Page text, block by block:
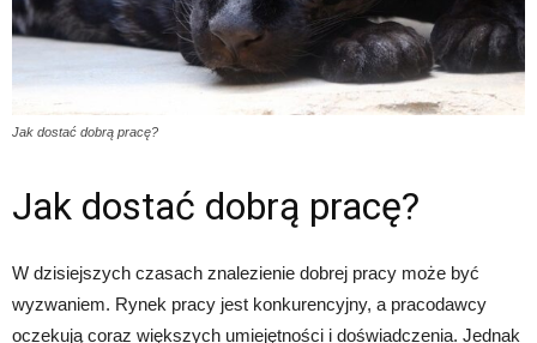
Jak dostać dobrą pracę?
Jak dostać dobrą pracę?
W dzisiejszych czasach znalezienie dobrej pracy może być
wyzwaniem. Rynek pracy jest konkurencyjny, a pracodawcy
oczekują coraz większych umiejętności i doświadczenia. Jednak